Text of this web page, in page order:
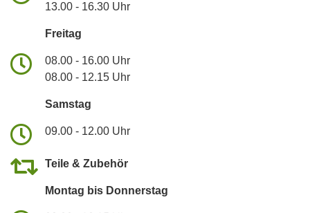
13.00 - 16.30 Uhr
Freitag
08.00 - 16.00 Uhr
08.00 - 12.15 Uhr
Samstag
09.00 - 12.00 Uhr
Teile & Zubehör
Montag bis Donnerstag